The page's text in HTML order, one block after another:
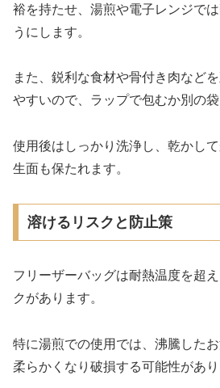
裕を持たせ、湯煎や電子レンジで
うにします。
また、鋭利な食材や骨付き肉など
やすいので、ラップで包むか別の袋
使用後はしっかり洗浄し、乾かし
生面も保たれます。
溶けるリスクと防止策
フリーザーバッグは耐熱温度を超
クがあります。
特に湯煎での使用では、沸騰した
柔らかくなり破損する可能性があり